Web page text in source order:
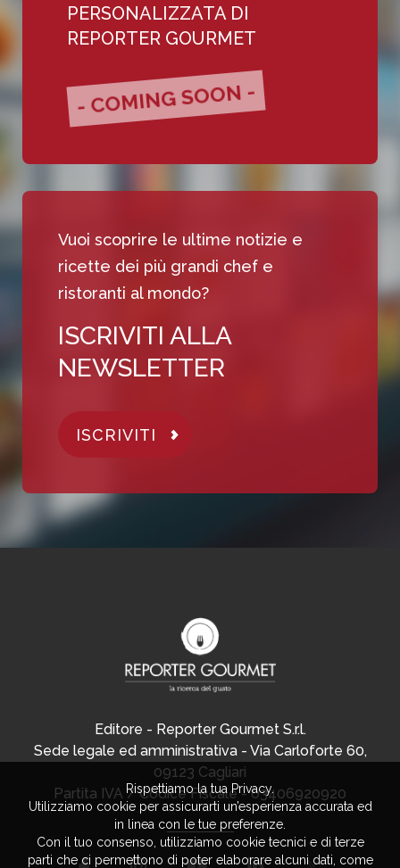
PERSONALIZZATA DI
REPORTER GOURMET
- COMING SOON -
Vuoi scoprire le ultime notizie e
ricette dei più grandi chef e
ristoranti al mondo?
ISCRIVITI ALLA
NEWSLETTER
ISCRIVITI
Editore - Reporter Gourmet S.r.l.
Sede legale ed amministrativa - Via Carloforte 60,
09123 Cagliari
Partita IVA / Codice Fiscale - 03406920920
Rispettiamo la tua Privacy.
Utilizziamo cookie per assicurarti un’esperienza accurata ed
in linea con le tue preferenze.
Con il tuo consenso, utilizziamo cookie tecnici e di terze
parti che ci permettono di poter elaborare alcuni dati, come